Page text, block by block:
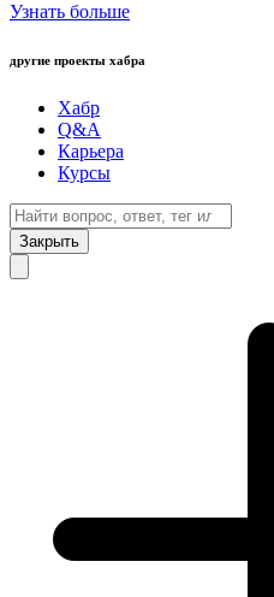
Узнать больше
другие проекты хабра
Хабр
Q&A
Карьера
Курсы
Закрыть